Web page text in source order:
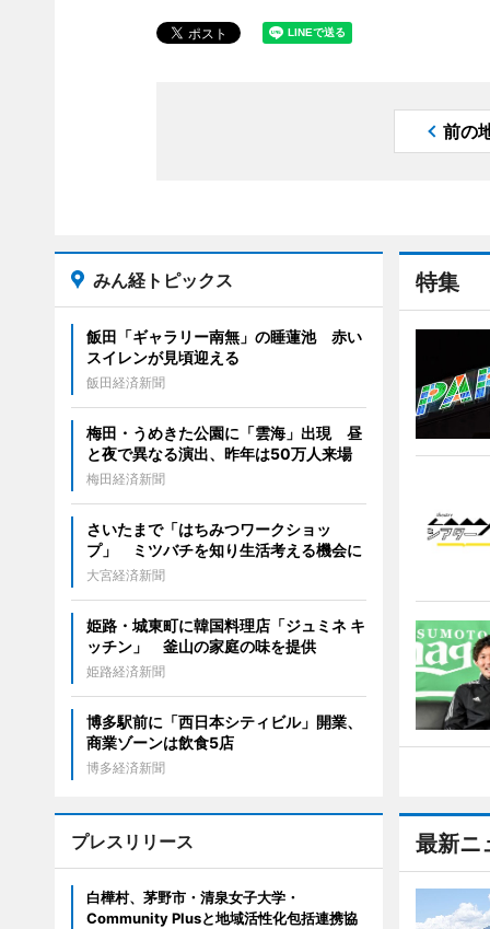
前の
特集
最新ニ
みん経トピックス
飯田「ギャラリー南無」の睡蓮池 赤い
スイレンが見頃迎える
飯田経済新聞
梅田・うめきた公園に「雲海」出現 昼
と夜で異なる演出、昨年は50万人来場
梅田経済新聞
さいたまで「はちみつワークショッ
プ」 ミツバチを知り生活考える機会に
大宮経済新聞
姫路・城東町に韓国料理店「ジュミネ キ
ッチン」 釜山の家庭の味を提供
姫路経済新聞
博多駅前に「西日本シティビル」開業、
商業ゾーンは飲食5店
博多経済新聞
プレスリリース
白樺村、茅野市・清泉女子大学・
Community Plusと地域活性化包括連携協